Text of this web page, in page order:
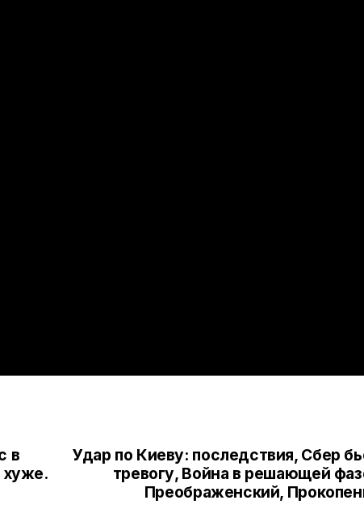
Удар по Киеву: последствия, Сбер
тревогу, Война в решающей
Преображенский,
в
хуже.